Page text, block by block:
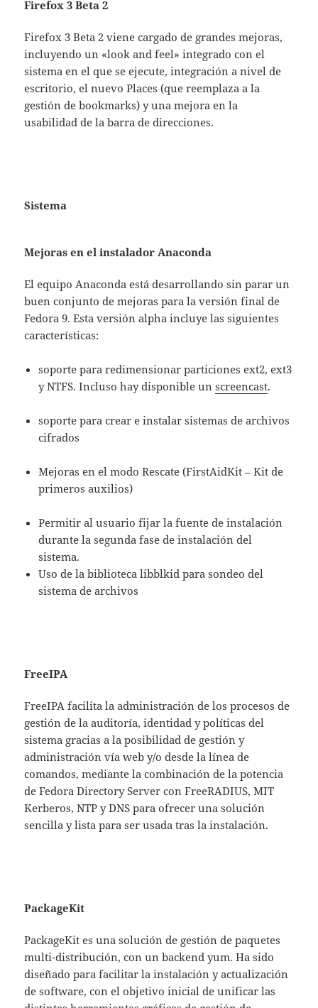
Firefox 3 Beta 2
Firefox 3 Beta 2 viene cargado de grandes mejoras,
incluyendo un «look and feel» integrado con el
sistema en el que se ejecute, integración a nivel de
escritorio, el nuevo Places (que reemplaza a la
gestión de bookmarks) y una mejora en la
usabilidad de la barra de direcciones.
Sistema
Mejoras en el instalador Anaconda
El equipo Anaconda está desarrollando sin parar un
buen conjunto de mejoras para la versión final de
Fedora 9. Esta versión alpha incluye las siguientes
características:
soporte para redimensionar particiones ext2, ext3
y NTFS. Incluso hay disponible unscreencast.
soporte para crear e instalar sistemas de archivos
cifrados
Mejoras en el modo Rescate (FirstAidKit – Kit de
primeros auxilios)
Permitir al usuario fijar la fuente de instalación
durante la segunda fase de instalación del
sistema.
Uso de la biblioteca libblkid para sondeo del
sistema de archivos
FreeIPA
FreeIPA facilita la administración de los procesos de
gestión de la auditoría, identidad y políticas del
sistema gracias a la posibilidad de gestión y
administración vía web y/o desde la línea de
comandos, mediante la combinación de la potencia
de Fedora Directory Server con FreeRADIUS, MIT
Kerberos, NTP y DNS para ofrecer una solución
sencilla y lista para ser usada tras la instalación.
PackageKit
PackageKit es una solución de gestión de paquetes
multi-distribución, con un backend yum. Ha sido
diseñado para facilitar la instalación y actualización
de software, con el objetivo inicial de unificar las